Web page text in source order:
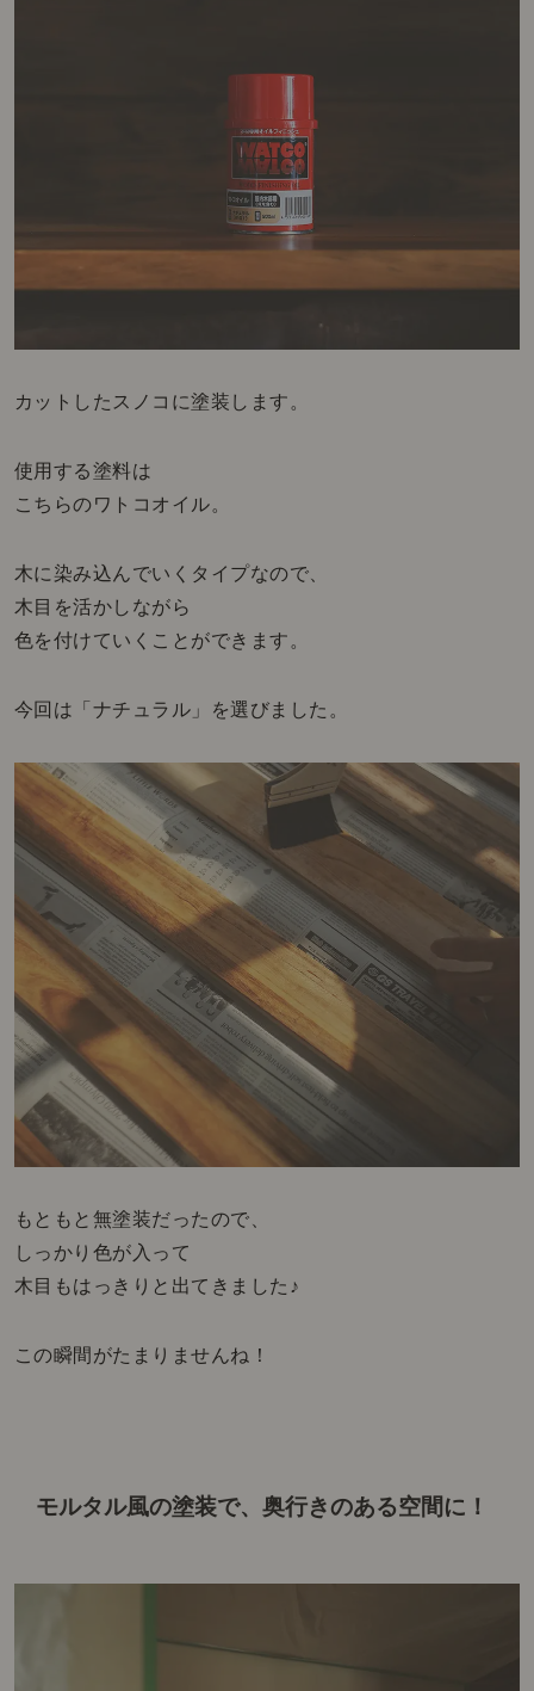
カットしたスノコに塗装します。
使用する塗料は
こちらのワトコオイル。
木に染み込んでいくタイプなので、
木目を活かしながら
色を付けていくことができます。
今回は「ナチュラル」を選びました。
もともと無塗装だったので、
しっかり色が入って
木目もはっきりと出てきました♪
この瞬間がたまりませんね！
モルタル風の塗装で、奥行きのある空間に！